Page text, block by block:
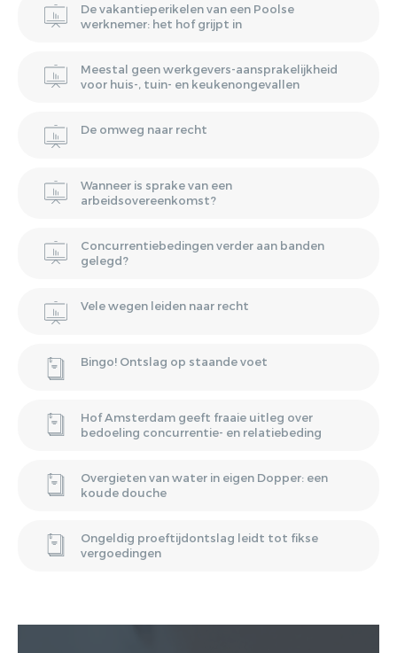
De vakantieperikelen van een Poolse
werknemer: het hof grijpt in
Meestal geen werkgevers-aansprakelijkheid
voor huis-, tuin- en keukenongevallen
De omweg naar recht
Wanneer is sprake van een
arbeidsovereenkomst?
Concurrentiebedingen verder aan banden
gelegd?
Vele wegen leiden naar recht
Bingo! Ontslag op staande voet
Hof Amsterdam geeft fraaie uitleg over
bedoeling concurrentie- en relatiebeding
Overgieten van water in eigen Dopper: een
koude douche
Ongeldig proeftijdontslag leidt tot fikse
vergoedingen